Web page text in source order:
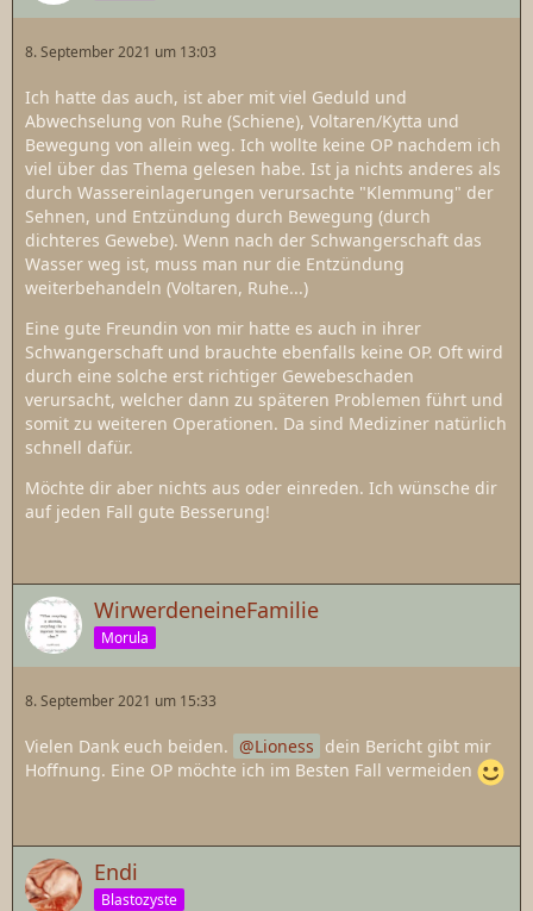
8. September 2021 um 13:03
Ich hatte das auch, ist aber mit viel Geduld und
Abwechselung von Ruhe (Schiene), Voltaren/Kytta und
Bewegung von allein weg. Ich wollte keine OP nachdem ich
viel über das Thema gelesen habe. Ist ja nichts anderes als
durch Wassereinlagerungen verursachte "Klemmung" der
Sehnen, und Entzündung durch Bewegung (durch
dichteres Gewebe). Wenn nach der Schwangerschaft das
Wasser weg ist, muss man nur die Entzündung
weiterbehandeln (Voltaren, Ruhe...)
Eine gute Freundin von mir hatte es auch in ihrer
Schwangerschaft und brauchte ebenfalls keine OP. Oft wird
durch eine solche erst richtiger Gewebeschaden
verursacht, welcher dann zu späteren Problemen führt und
somit zu weiteren Operationen. Da sind Mediziner natürlich
schnell dafür.
Möchte dir aber nichts aus oder einreden. Ich wünsche dir
auf jeden Fall gute Besserung!
WirwerdeneineFamilie
Morula
8. September 2021 um 15:33
Vielen Dank euch beiden. Lioness dein Bericht gibt mir
Hoffnung. Eine OP möchte ich im Besten Fall vermeiden
Endi
Blastozyste